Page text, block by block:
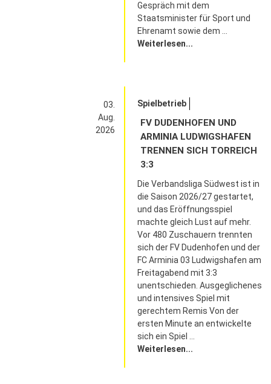
Gespräch mit dem
Staatsminister für Sport und
Ehrenamt sowie dem ...
Weiterlesen...
03.
Aug.
2026
Spielbetrieb
FV DUDENHOFEN UND
ARMINIA LUDWIGSHAFEN
TRENNEN SICH TORREICH
3:3
Die Verbandsliga Südwest ist in
die Saison 2026/27 gestartet,
und das Eröffnungsspiel
machte gleich Lust auf mehr.
Vor 480 Zuschauern trennten
sich der FV Dudenhofen und der
FC Arminia 03 Ludwigshafen am
Freitagabend mit 3:3
unentschieden. Ausgeglichenes
und intensives Spiel mit
gerechtem Remis Von der
ersten Minute an entwickelte
sich ein Spiel ...
Weiterlesen...